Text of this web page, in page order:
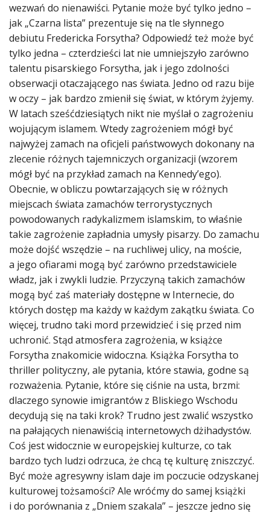
wezwań do nienawiści. Pytanie może być tylko jedno –
jak „Czarna lista” prezentuje się na tle słynnego
debiutu Fredericka Forsytha? Odpowiedź też może być
tylko jedna – czterdzieści lat nie umniejszyło zarówno
talentu pisarskiego Forsytha, jak i jego zdolności
obserwacji otaczającego nas świata. Jedno od razu bije
w oczy – jak bardzo zmienił się świat, w którym żyjemy.
W latach sześćdziesiątych nikt nie myślał o zagrożeniu
wojującym islamem. Wtedy zagrożeniem mógł być
najwyżej zamach na oficjeli państwowych dokonany na
zlecenie różnych tajemniczych organizacji (wzorem
mógł być na przykład zamach na Kennedy’ego).
Obecnie, w obliczu powtarzających się w różnych
miejscach świata zamachów terrorystycznych
powodowanych radykalizmem islamskim, to właśnie
takie zagrożenie zapładnia umysły pisarzy. Do zamachu
może dojść wszędzie – na ruchliwej ulicy, na moście,
a jego ofiarami mogą być zarówno przedstawiciele
władz, jak i zwykli ludzie. Przyczyną takich zamachów
mogą być zaś materiały dostępne w Internecie, do
których dostęp ma każdy w każdym zakątku świata. Co
więcej, trudno taki mord przewidzieć i się przed nim
uchronić. Stąd atmosfera zagrożenia, w książce
Forsytha znakomicie widoczna. Książka Forsytha to
thriller polityczny, ale pytania, które stawia, godne są
rozważenia. Pytanie, które się ciśnie na usta, brzmi:
dlaczego synowie imigrantów z Bliskiego Wschodu
decydują się na taki krok? Trudno jest zwalić wszystko
na pałających nienawiścią internetowych dżihadystów.
Coś jest widocznie w europejskiej kulturze, co tak
bardzo tych ludzi odrzuca, że chcą tę kulturę zniszczyć.
Być może agresywny islam daje im poczucie odzyskanej
kulturowej tożsamości? Ale wróćmy do samej książki
i do porównania z „Dniem szakala” – jeszcze jedno się